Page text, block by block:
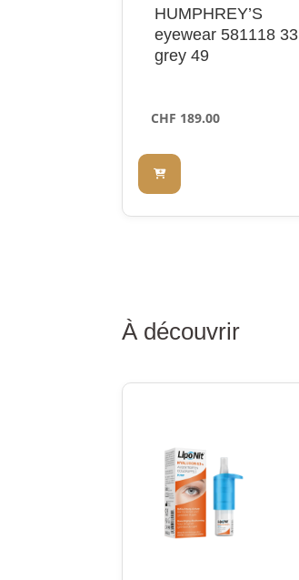
HUMPHREY’S
eyewear 581118 33
grey 49
CHF 189.00
À découvrir